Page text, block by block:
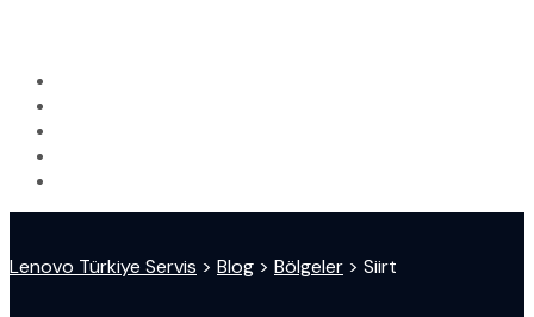
Lenovo Türkiye Servis > Blog > Bölgeler > Siirt